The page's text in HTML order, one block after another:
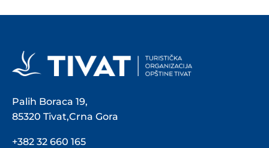
Palih Boraca 19,
85320 Tivat,Crna Gora
+382 32 660 165